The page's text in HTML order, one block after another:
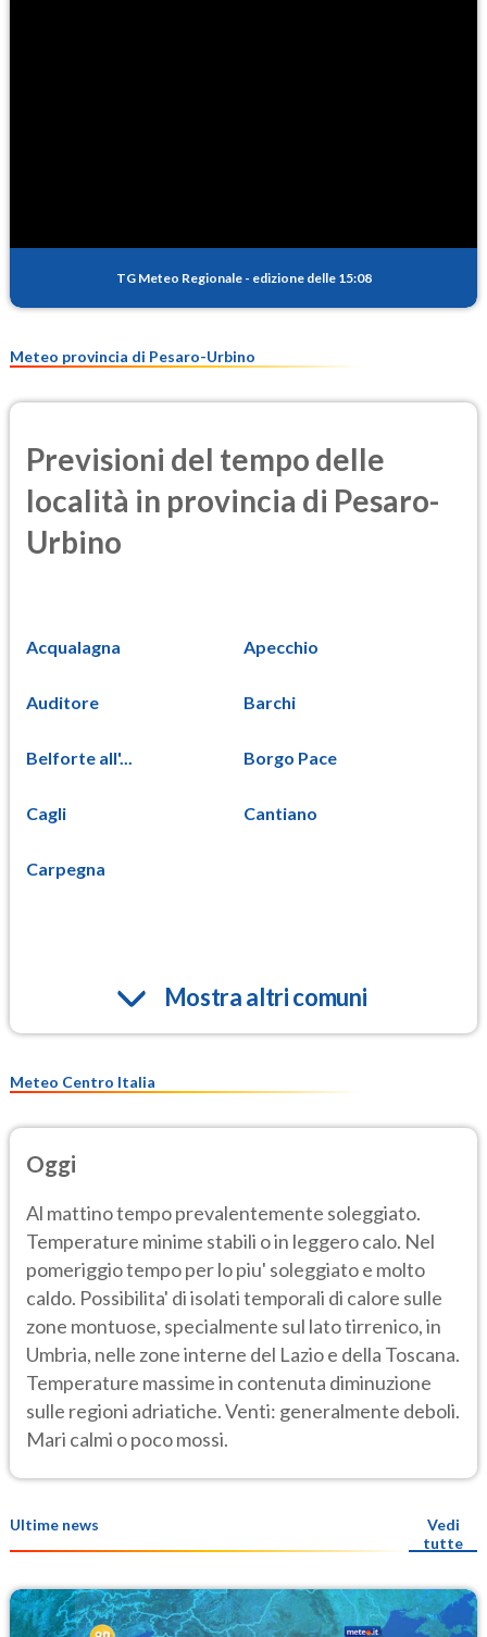
TG Meteo Regionale - edizione delle 15:08
Meteo provincia di Pesaro-Urbino
Previsioni del tempo delle
località in provincia di Pesaro-
Urbino
Acqualagna Apecchio
Auditore Barchi
Belforte all'... Borgo Pace
Cagli Cantiano
Carpegna
Mostra altri comuni
Meteo Centro Italia
Oggi
Al mattino tempo prevalentemente soleggiato.
Temperature minime stabili o in leggero calo. Nel
pomeriggio tempo per lo piu' soleggiato e molto
caldo. Possibilita' di isolati temporali di calore sulle
zone montuose, specialmente sul lato tirrenico, in
Umbria, nelle zone interne del Lazio e della Toscana.
Temperature massime in contenuta diminuzione
sulle regioni adriatiche. Venti: generalmente deboli.
Mari calmi o poco mossi.
Ultime news
Vedi
tutte